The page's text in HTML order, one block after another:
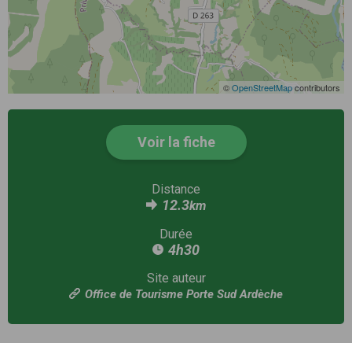
©OpenStreetMapcontributors
Voir la fiche
Distance
12.3km
Durée
4h30
Site auteur
Office de Tourisme Porte Sud Ardèche